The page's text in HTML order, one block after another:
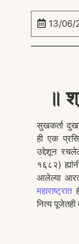
13/06/
॥
सुखकर्ता
ही एक
उद्देशून
१६८२)
आलेल्या
महाराष्ट्रात
नित्य पूजेतही